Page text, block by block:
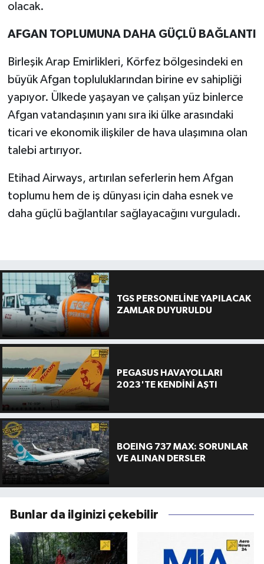
olacak.
AFGAN TOPLUMUNA DAHA GÜÇLÜ BAĞLANTI
Birleşik Arap Emirlikleri, Körfez bölgesindeki en
büyük Afgan topluluklarından birine ev sahipliği
yapıyor. Ülkede yaşayan ve çalışan yüz binlerce
Afgan vatandaşının yanı sıra iki ülke arasındaki
ticari ve ekonomik ilişkiler de hava ulaşımına olan
talebi artırıyor.
Etihad Airways, artırılan seferlerin hem Afgan
toplumu hem de iş dünyası için daha esnek ve
daha güçlü bağlantılar sağlayacağını vurguladı.
TGS PERSONELİNE YAPILACAK
ZAMLAR DUYURULDU
PEGASUS HAVAYOLLARI
2023'TE KENDİNİ AŞTI
BOEING 737 MAX: SORUNLAR
VE ALINAN DERSLER
Bunlar da ilginizi çekebilir